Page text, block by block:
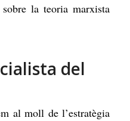
la teoria marxista
del
al moll de l’estratègia